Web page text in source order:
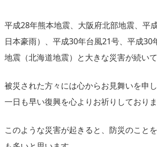
平成28年熊本地震、大阪府北部地震、平
日本豪雨）、平成30年台風21号、平成30
地震（北海道地震）と大きな災害が続いて
被災された方々には心からお見舞いを申し
一日も早い復興を心よりお祈りしておりま
このような災害が起きると、防災のこと